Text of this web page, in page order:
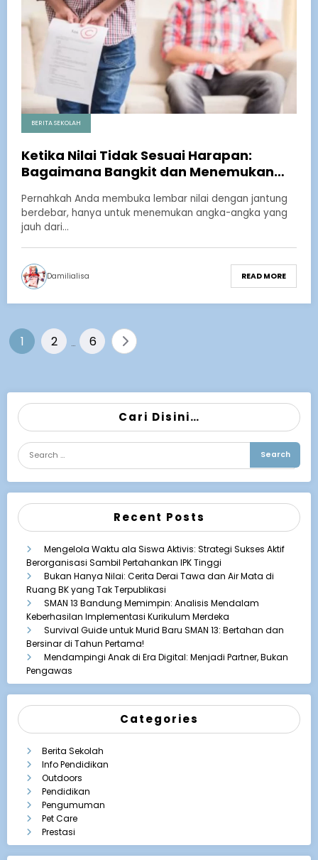
BERITA SEKOLAH
Ketika Nilai Tidak Sesuai Harapan:
Bagaimana Bangkit dan Menemukan
Pernahkah Anda membuka lembar nilai dengan jantung
berdebar, hanya untuk menemukan angka-angka yang
jauh dari…
Damilialisa READ MORE
Posts
1 2 6
Cari Disini…
Recent Posts
Mengelola Waktu ala Siswa Aktivis: Strategi Sukses Aktif
Berorganisasi Sambil Pertahankan IPK Tinggi
Bukan Hanya Nilai: Cerita Derai Tawa dan Air Mata di
Ruang BK yang Tak Terpublikasi
SMAN 13 Bandung Memimpin: Analisis Mendalam
Keberhasilan Implementasi Kurikulum Merdeka
Survival Guide untuk Murid Baru SMAN 13: Bertahan dan
Bersinar di Tahun Pertama!
Mendampingi Anak di Era Digital: Menjadi Partner, Bukan
Pengawas
Categories
Berita Sekolah
Info Pendidikan
Outdoors
Pendidikan
Pengumuman
Pet Care
Prestasi